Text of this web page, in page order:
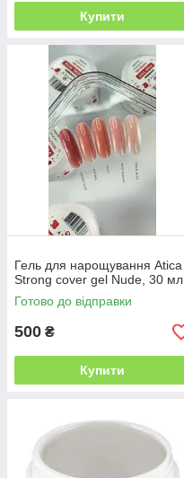
Купити
Гель для нарощування Atica
Strong cover gel Nude, 30 мл
Готово до відправки
500 ₴
Купити